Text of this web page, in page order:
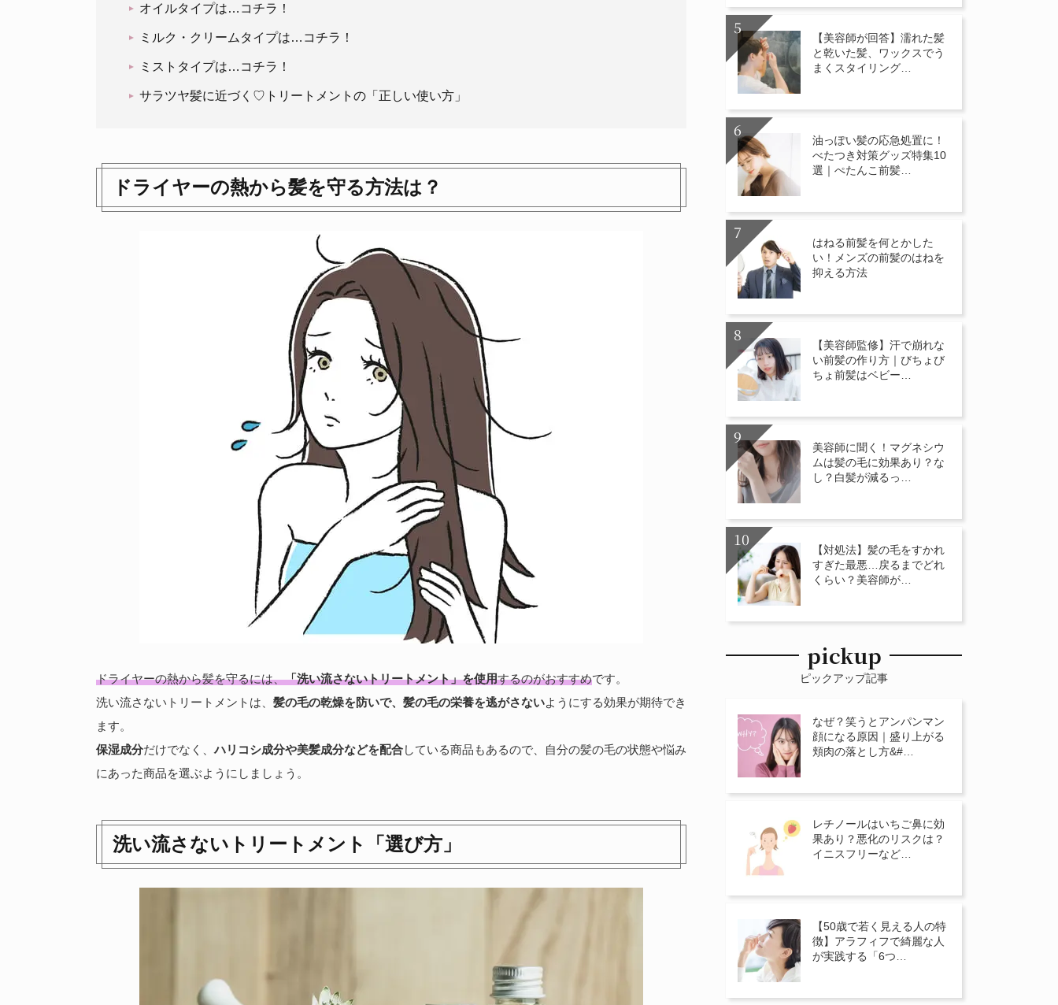
オイルタイプは…コチラ！
ミルク・クリームタイプは…コチラ！
ミストタイプは…コチラ！
サラツヤ髪に近づく♡トリートメントの「正しい使い方」
ドライヤーの熱から髪を守る方法は？
ドライヤーの熱から髪を守るには、「洗い流さないトリートメント」を使用するのがおすすめです。
洗い流さないトリートメントは、 髪の毛の乾燥を防いで、髪の毛の栄養を逃がさないようにする効果が期待でき
ます。
保湿成分だけでなく、ハリコシ成分や美髪成分などを配合している商品もあるので、自分の髪の毛の状態や悩み
にあった商品を選ぶようにしましょう。
洗い流さないトリートメント「選び方」
【美容師が回答】濡れた髪
と乾いた髪、ワックスでう
まくスタイリング…
油っぽい髪の応急処置に！
べたつき対策グッズ特集10
選｜ぺたんこ前髪…
はねる前髪を何とかした
い！メンズの前髪のはねを
抑える方法
【美容師監修】汗で崩れな
い前髪の作り方｜びちょび
ちょ前髪はベビー…
美容師に聞く！マグネシウ
ムは髪の毛に効果あり？な
し？白髪が減るっ…
【対処法】髪の毛をすかれ
すぎた最悪…戻るまでどれ
くらい？美容師が…
pickup
ピックアップ記事
なぜ？笑うとアンパンマン
顔になる原因｜盛り上がる
頬肉の落とし方&#…
レチノールはいちご鼻に効
果あり？悪化のリスクは？
イニスフリーなど…
【50歳で若く見える人の特
徴】アラフィフで綺麗な人
が実践する「6つ…